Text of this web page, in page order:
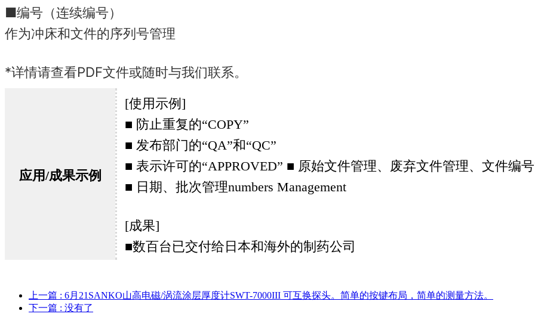
■编号（连续编号）
作为冲床和文件的序列号管理
*详情请查看PDF文件或随时与我们联系。
应用/成果示例
[使用示例]
■ 防止重复的“COPY”
■ 发布部门的“QA”和“QC”
■ 表示许可的“APPROVED” ■ 原始文件管理、废弃文件管理、文件编
■ 日期、批次管理numbers Management
[成果]
■数百台已交付给日本和海外的制药公司
上一篇 : 6月21SANKO山高电磁/涡流涂层厚度计SWT-7000III 可互换探头。简单的按键布局，简单的测量方法。
下一篇 : 没有了